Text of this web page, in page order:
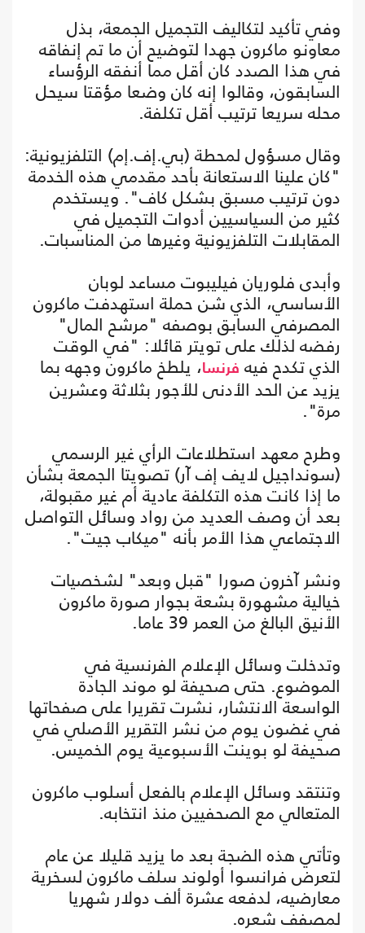
وفي تأكيد لتكاليف التجميل الجمعة، بذل
معاونو ماكرون جهدا لتوضيح أن ما تم إنفاقه
في هذا الصدد كان أقل مما أنفقه الرؤساء
السابقون، وقالوا إنه كان وضعا مؤقتا سيحل
محله سريعا ترتيب أقل تكلفة.
وقال مسؤول لمحطة (بي.إف.إم) التلفزيونية:
"كان علينا الاستعانة بأحد مقدمي هذه الخدمة
دون ترتيب مسبق بشكل كاف". ويستخدم
كثير من السياسيين أدوات التجميل في
المقابلات التلفزيونية وغيرها من المناسبات.
وأبدى فلوريان فيليبوت مساعد لوبان
الأساسي، الذي شن حملة استهدفت ماكرون
المصرفي السابق بوصفه "مرشح المال"
رفضه لذلك على تويتر قائلا: "في الوقت
الذي تكدح فيه فرنسا، يلطخ ماكرون وجهه بما
يزيد عن الحد الأدنى للأجور بثلاثة وعشرين
مرة".
وطرح معهد استطلاعات الرأي غير الرسمي
(سونداجيل لايف إف آر) تصويتا الجمعة بشأن
ما إذا كانت هذه التكلفة عادية أم غير مقبولة،
بعد أن وصف العديد من رواد وسائل التواصل
الاجتماعي هذا الأمر بأنه "ميكاب جيت".
ونشر آخرون صورا "قبل وبعد" لشخصيات
خيالية مشهورة بشعة بجوار صورة ماكرون
الأنيق البالغ من العمر 39 عاما.
وتدخلت وسائل الإعلام الفرنسية في
الموضوع. حتى صحيفة لو موند الجادة
الواسعة الانتشار، نشرت تقريرا على صفحاتها
في غضون يوم من نشر التقرير الأصلي في
صحيفة لو بوينت الأسبوعية يوم الخميس.
وتنتقد وسائل الإعلام بالفعل أسلوب ماكرون
المتعالي مع الصحفيين منذ انتخابه.
وتأتي هذه الضجة بعد ما يزيد قليلا عن عام
لتعرض فرانسوا أولوند سلف ماكرون لسخرية
معارضيه، لدفعه عشرة ألف دولار شهريا
لمصفف شعره.